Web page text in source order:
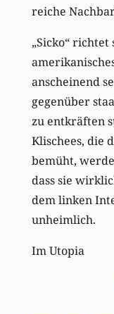
reiche
„Sicko“
anscheinend
gegenüber
zu entkräften
Klischees, die
bemüht,
dass sie
dem linken
unheimlich.
Im Utopia